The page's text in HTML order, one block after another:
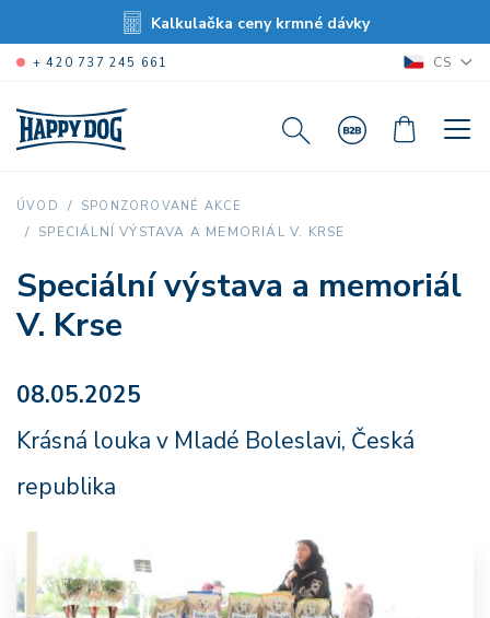
Kalkulačka ceny krmné dávky
+ 420 737 245 661 CS
ÚVOD SPONZOROVANÉ AKCE
SPECIÁLNÍ VÝSTAVA A MEMORIÁL V. KRSE
Speciální výstava a memoriál
V. Krse
08.05.2025
Krásná louka v Mladé Boleslavi, Česká
republika